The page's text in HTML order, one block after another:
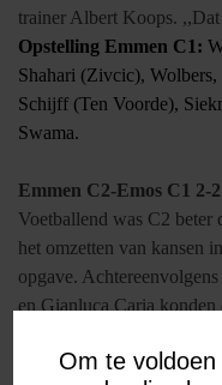
Om te
trainer Albert Koops. ,,Dat
Opstelling Emmen C1:
Shahari (Zivcic),
Schijff (Ten Voorde),
Swama.
Emmen C2-Emos C1 2-2
Voetballend was C2 beter
het omzetten van kansen
opgave.
en Gianluca Caria
vrije trap nemen op de